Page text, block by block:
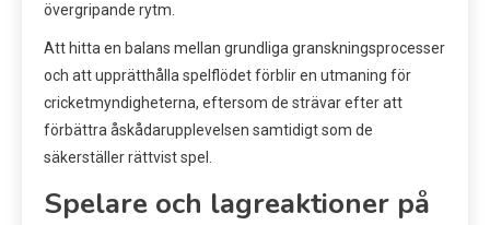
övergripande rytm.
Att hitta en balans mellan grundliga granskningsprocesser
och att upprätthålla spelflödet förblir en utmaning för
cricketmyndigheterna, eftersom de strävar efter att
förbättra åskådarupplevelsen samtidigt som de
säkerställer rättvist spel.
Spelare och lagreaktioner på